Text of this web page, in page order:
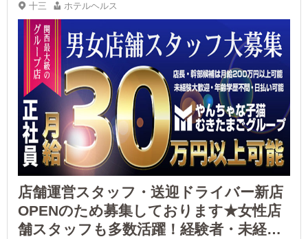
十三 ホテルヘルス
店舗運営スタッフ・送迎ドライバー新店
OPENのため募集しております★女性店
舗スタッフも多数活躍！経験者・未経験